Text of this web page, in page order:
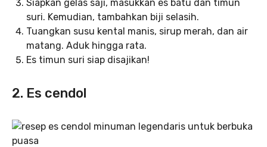
Siapkan gelas saji, masukkan es batu dan timun
suri. Kemudian, tambahkan biji selasih.
Tuangkan susu kental manis, sirup merah, dan air
matang. Aduk hingga rata.
Es timun suri siap disajikan!
2. Es cendol